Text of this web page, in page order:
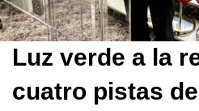
Luz verde a la
cuatro pistas